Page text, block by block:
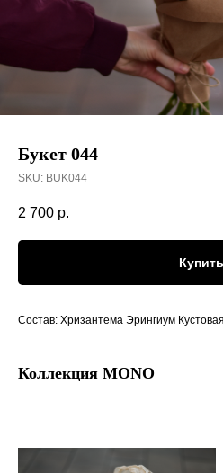
Букет 044
SKU: BUK044
2 700 р.
Купить
Состав: Хризантема Эрингиум
Коллекция MONO